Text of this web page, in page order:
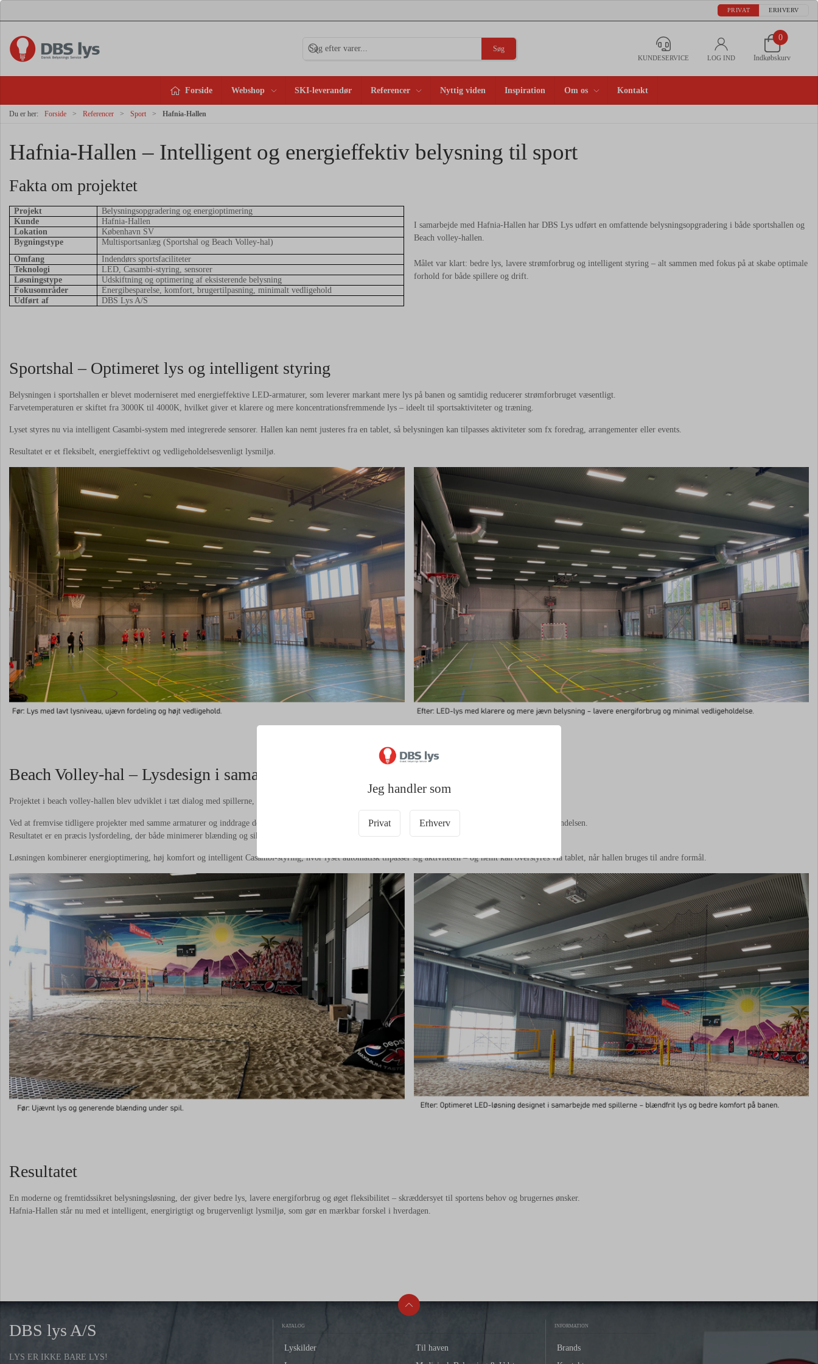
PRIVAT ERHVERV
Søg
KUNDESERVICE LOG IND
0
Indkøbskurv
Forside Webshop SKI-leverandør Referencer Nyttig viden Inspiration Om os Kontakt
Du er her: Forside Referencer Sport Hafnia-Hallen
Jeg handler som
Privat Erhverv
Hafnia-Hallen – Intelligent og energieffektiv belysning til sport
Fakta om projektet
Projekt
Belysningsopgradering og energioptimering
Kunde
Hafnia-Hallen
Lokation
København SV
Bygningstype
Multisportsanlæg (Sportshal og Beach Volley-hal)
Omfang
Indendørs sportsfaciliteter
Teknologi
LED, Casambi-styring, sensorer
Løsningstype
Udskiftning og optimering af eksisterende belysning
Fokusområder
Energibesparelse, komfort, brugertilpasning, minimalt vedligehold
Udført af
DBS Lys A/S
I samarbejde med Hafnia-Hallen har DBS Lys udført en omfattende belysningsopgradering i både sportshallen og
Beach volley-hallen.
Målet var klart: bedre lys, lavere strømforbrug og intelligent styring – alt sammen med fokus på at skabe optimale
forhold for både spillere og drift.
Sportshal – Optimeret lys og intelligent styring
Belysningen i sportshallen er blevet moderniseret med energieffektive LED-armaturer, som leverer markant mere lys på banen og samtidig reducerer strømforbruget væsentligt.
Farvetemperaturen er skiftet fra 3000K til 4000K, hvilket giver et klarere og mere koncentrationsfremmende lys – ideelt til sportsaktiviteter og træning.
Lyset styres nu via intelligent Casambi-system med integrerede sensorer. Hallen kan nemt justeres fra en tablet, så belysningen kan tilpasses aktiviteter som fx foredrag, arrangementer eller events.
Resultatet er et fleksibelt, energieffektivt og vedligeholdelsesvenligt lysmiljø.
Beach Volley-hal – Lysdesign i samarbejde med spillerne
Projektet i beach volley-hallen blev udviklet i tæt dialog med spillerne, som fra start var optaget af at undgå blænding under spil.
Ved at fremvise tidligere projekter med samme armaturer og inddrage deres ønsker til lyskomfort og oplevelse på banen, fandt vi den helt rette løsning fra begyndelsen.
Resultatet er en præcis lysfordeling, der både minimerer blænding og sikrer et optimalt lysmiljø til spillet.
Løsningen kombinerer energioptimering, høj komfort og intelligent Casambi-styring, hvor lyset automatisk tilpasser sig aktiviteten – og nemt kan overstyres via tablet, når hallen bruges til andre formål.
Resultatet
En moderne og fremtidssikret belysningsløsning, der giver bedre lys, lavere energiforbrug og øget fleksibilitet – skræddersyet til sportens behov og brugernes ønsker.
Hafnia-Hallen står nu med et intelligent, energirigtigt og brugervenligt lysmiljø, som gør en mærkbar forskel i hverdagen.
DBS lys A/S
LYS ER IKKE BARE LYS!
KATALOG
Lyskilder
Til haven
INFORMATION
Brands